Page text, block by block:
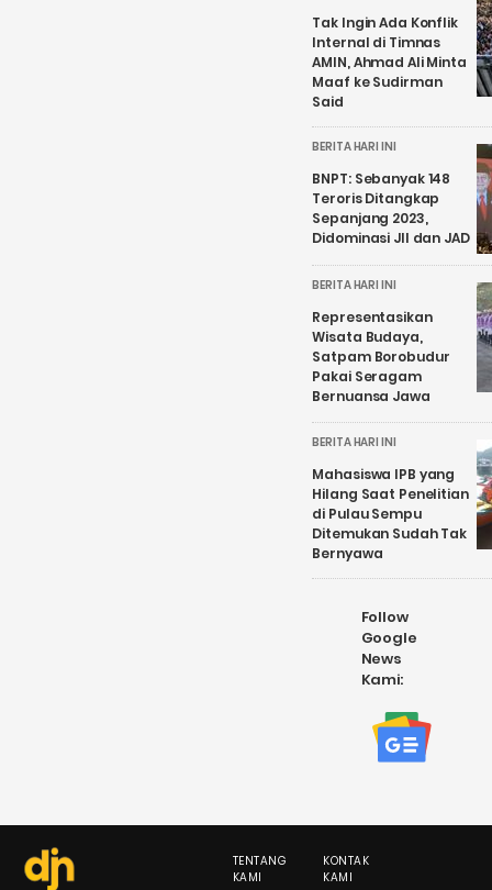
Tak Ingin Ada Konflik
Internal di Timnas
AMIN, Ahmad Ali Minta
Maaf ke Sudirman
Said
BERITA HARI INI
BNPT: Sebanyak 148
Teroris Ditangkap
Sepanjang 2023,
Didominasi JII dan JAD
BERITA HARI INI
Representasikan
Wisata Budaya,
Satpam Borobudur
Pakai Seragam
Bernuansa Jawa
BERITA HARI INI
Mahasiswa IPB yang
Hilang Saat Penelitian
di Pulau Sempu
Ditemukan Sudah Tak
Bernyawa
Follow
Google
News
Kami:
TENTANG
KAMI
KONTAK
KAMI